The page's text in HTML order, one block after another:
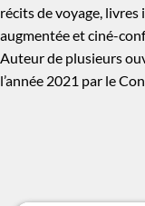
récits de voyage,
augmentée et ciné-
Auteur de plusieurs
l’année 2021 par le